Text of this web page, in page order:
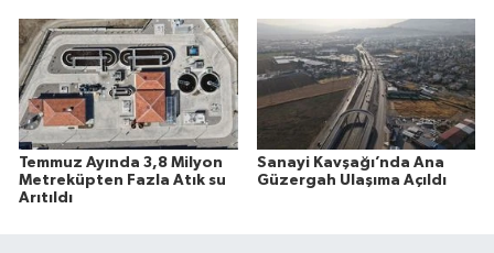
Temmuz Ayında 3,8 Milyon
Metreküpten Fazla Atık su
Arıtıldı
Sanayi Kavşağı’nda Ana
Güzergah Ulaşıma Açıldı